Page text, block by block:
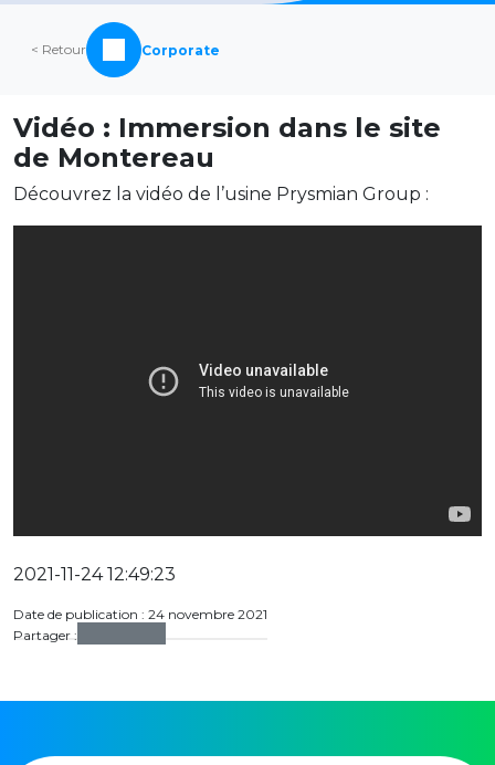
< Retour Corporate
Vidéo : Immersion dans le site
de Montereau
Découvrez la vidéo de l’usine Prysmian Group :
2021-11-24 12:49:23
Date de publication : 24 novembre 2021
Partager :